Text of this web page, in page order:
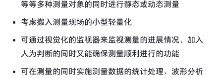
等等多种测量对象的同时进行静态或动态测量
考虑搬入测量现场的小型轻量化
可通过视觉化的监视器来监视测量的进展情况，加入
人为判断的同时又能确保测量顺利进行的功能
可在测量的同时实施测量数据的统计处理、波形分析